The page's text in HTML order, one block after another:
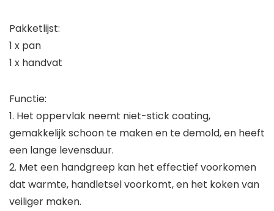
Pakketlijst:
1 x pan
1 x handvat
Functie:
1. Het oppervlak neemt niet-stick coating,
gemakkelijk schoon te maken en te demold, en heeft
een lange levensduur.
2. Met een handgreep kan het effectief voorkomen
dat warmte, handletsel voorkomt, en het koken van
veiliger maken.